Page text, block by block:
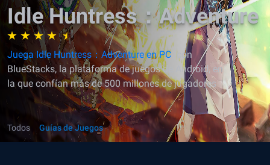
Idle Huntress：Adventure
Juega Idle Huntress：Adventure en PC
con
BlueStacks, la plataforma de juegos de Android, en
la que confían más de 500 millones de jugadores
Todos Guías de Juegos